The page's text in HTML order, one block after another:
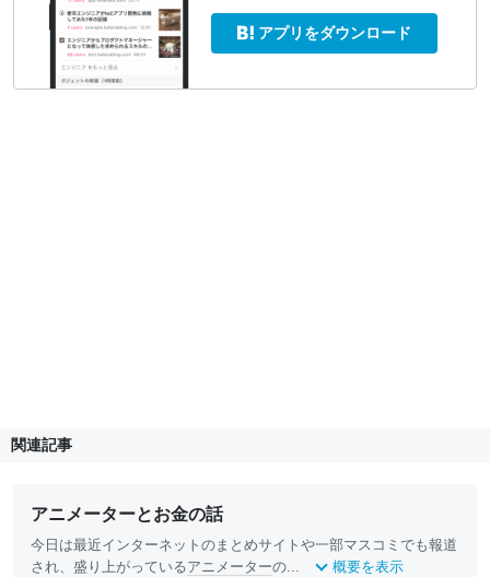
アプリをダウンロード
関連記事
アニメーターとお金の話
今日は最近インターネットのまとめサイトや一部マスコミでも報道
され、盛り上がっているアニメーターの... 概要を表示